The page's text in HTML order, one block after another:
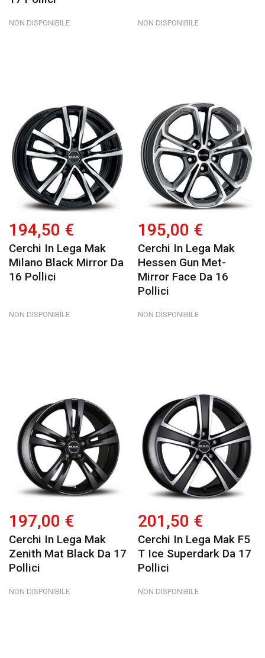
NON DISPONIBILE NON DISPONIBILE
194,50 €
Cerchi In Lega Mak
Milano Black Mirror Da
16 Pollici
NON DISPONIBILE
195,00 €
Cerchi In Lega Mak
Hessen Gun Met-
Mirror Face Da 16
Pollici
NON DISPONIBILE
197,00 €
Cerchi In Lega Mak
Zenith Mat Black Da 17
Pollici
NON DISPONIBILE
201,50 €
Cerchi In Lega Mak F5
T Ice Superdark Da 17
Pollici
NON DISPONIBILE